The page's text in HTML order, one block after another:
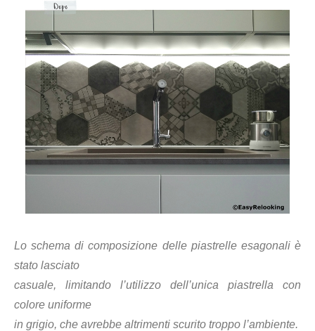
Lo schema di composizione delle piastrelle esagonali è
stato lasciato
casuale, limitando l’utilizzo dell’unica piastrella con
colore uniforme
in grigio, che avrebbe altrimenti scurito troppo l’ambiente.